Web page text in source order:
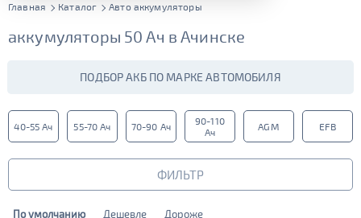
Главная Каталог Авто аккумуляторы
аккумуляторы 50 Ач в Ачинске
ПОДБОР АКБ ПО МАРКЕ АВТОМОБИЛЯ
40-55 Ач 55-70 Ач 70-90 Ач
90-110
Ач
AGM EFB
ФИЛЬТР
По умолчанию Дешевле Дороже